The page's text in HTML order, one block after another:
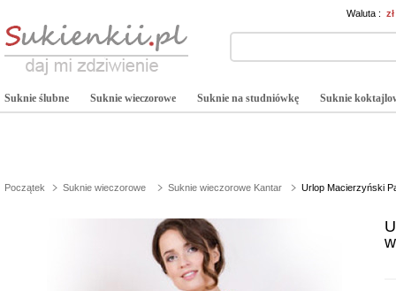
Waluta :
Suknie ślubne Suknie wieczorowe Suknie na studniówkę Suknie
Początek Suknie wieczorowe Suknie wieczorowe Kantar Urlop Macierzyński